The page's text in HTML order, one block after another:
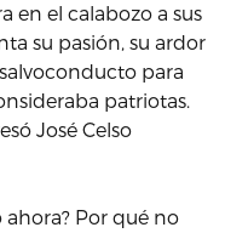
en el calabozo a sus
su pasión, su ardor
para
patriotas.
José Celso
Por qué no